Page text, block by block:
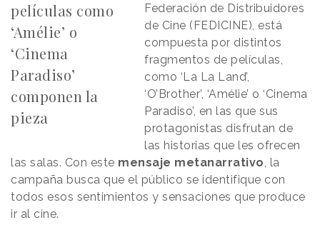
películas como
‘Amélie’ o
‘Cinema
Paradiso’
componen la
pieza
Federación de Distribuidores
de Cine (FEDICINE), está
compuesta por distintos
fragmentos de películas,
como ‘La La Land’,
‘O’Brother’, ‘Amélie’ o ‘Cinema
Paradiso’, en las que sus
protagonistas disfrutan de
las historias que les ofrecen
las salas. Con este mensaje metanarrativo, la
campaña busca que el público se identifique con
todos esos sentimientos y sensaciones que produce
ir al cine.